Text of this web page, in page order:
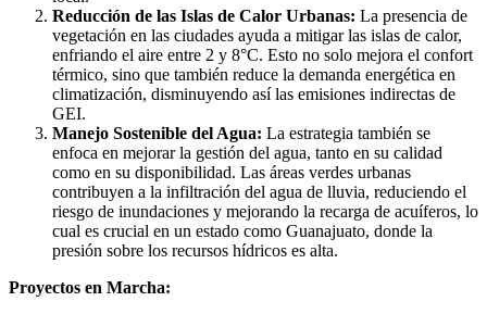
Reducción de las Islas de Calor Urbanas: La presencia de
vegetación en las ciudades ayuda a mitigar las islas de calor,
enfriando el aire entre 2 y 8°C. Esto no solo mejora el confort
térmico, sino que también reduce la demanda energética en
climatización, disminuyendo así las emisiones indirectas de
GEI.
Manejo Sostenible del Agua: La estrategia también se
enfoca en mejorar la gestión del agua, tanto en su calidad
como en su disponibilidad. Las áreas verdes urbanas
contribuyen a la infiltración del agua de lluvia, reduciendo el
riesgo de inundaciones y mejorando la recarga de acuíferos, lo
cual es crucial en un estado como Guanajuato, donde la
presión sobre los recursos hídricos es alta.
Proyectos en Marcha: